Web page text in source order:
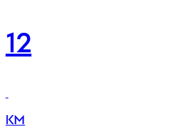
12
KM